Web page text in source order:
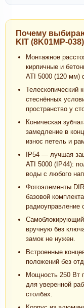
Почему
KIT (8K01MP-038)
Монтажное
кирпичные и
ATI 5000 (120 мм)
Телескопический
стеснённых
пространство у
Коническая
замедление в
износ петель и
IP54 — лучшая
ATI 5000 (IP44):
воды с любого
Фотоэлементы
базовой
радиоуправление
вручную без
замок не нужен.
Встроенные
положений без
Мощность 250 Вт
для уверенной
столбах.